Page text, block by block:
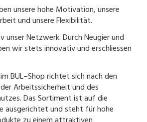
unsere hohe Motivation, unsere
und unsere Flexibilität.
unser Netzwerk. Durch Neugier und
wir stets innovativ und erschliessen
BUL–Shop richtet sich nach den
Arbeitssicherheit und des
Das Sortiment ist auf die
ausgerichtet und steht für hohe